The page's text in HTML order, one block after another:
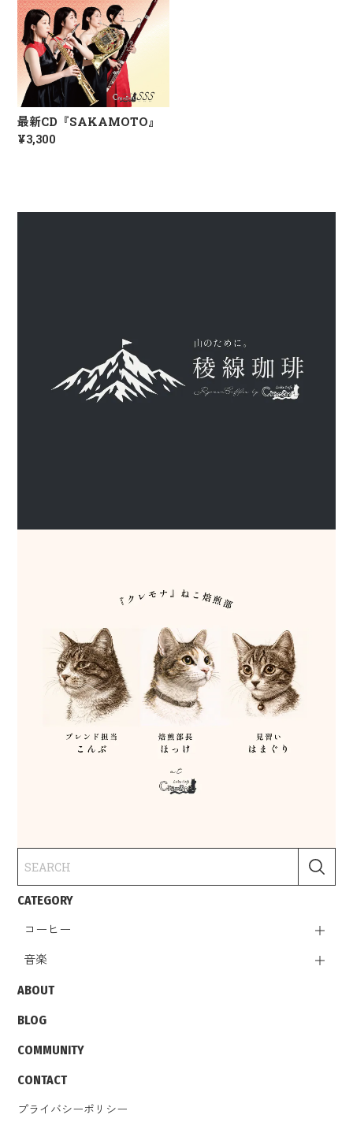
CATEGORY
コーヒー
音楽
ABOUT
BLOG
COMMUNITY
CONTACT
プライバシーポリシー
最新CD『SAKAMOTO』
¥3,300